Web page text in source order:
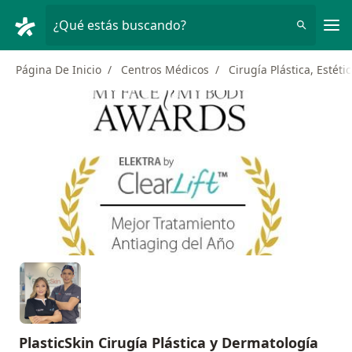
¿Qué estás buscando?
Página De Inicio Centros Médicos Cirugía Plástica,
PlasticSkin Cirugía Plástica y Dermatología